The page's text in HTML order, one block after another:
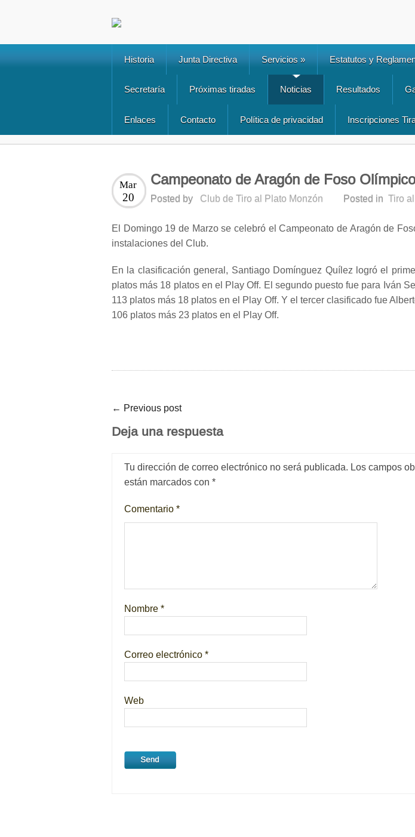
Historia Junta Directiva Servicios» Estatutos y
Secretaría Próximas tiradas Noticias Resultados
Enlaces Contacto Política de privacidad Inscripciones
Campeonato de Aragón de Foso Olímpico
Mar
20 Posted by Club de Tiro al Plato Monzón Posted in Tiro
El Domingo 19 de Marzo se celebró el Campeonato de Aragón de
instalaciones del Club.
En la clasificación general, Santiago Domínguez Quílez logró el
platos más 18 platos en el Play Off. El segundo puesto fue para Iván
113 platos más 18 platos en el Play Off. Y el tercer clasificado fue
106 platos más 23 platos en el Play Off.
← Previous post
Deja una respuesta
Tu dirección de correo electrónico no será publicada. Los campos
están marcados con *
Comentario *
Nombre *
Correo electrónico *
Web